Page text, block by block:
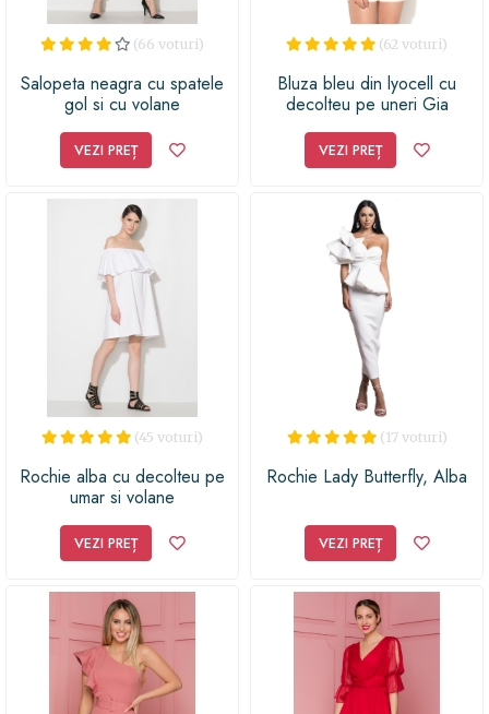
(66 voturi)
Salopeta neagra cu spatele
gol si cu volane
VEZI PREȚ
(62 voturi)
Bluza bleu din lyocell cu
decolteu pe uneri Gia
VEZI PREȚ
(45 voturi)
Rochie alba cu decolteu pe
umar si volane
VEZI PREȚ
(17 voturi)
Rochie Lady Butterfly, Alba
VEZI PREȚ